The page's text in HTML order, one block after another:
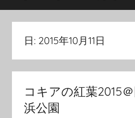
日: 2015年10月11日
コキアの紅葉2015
浜公園